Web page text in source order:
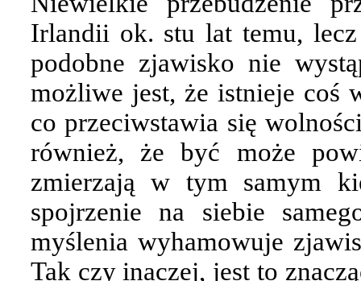
Irlandii ok. stu lat temu,
podobne zjawisko nie
możliwe jest, że istnieje coś
co przeciwstawia się
również, że być może
zmierzają w tym samym
spojrzenie na siebie
myślenia wyhamowuje
Tak czy inaczej, jest to